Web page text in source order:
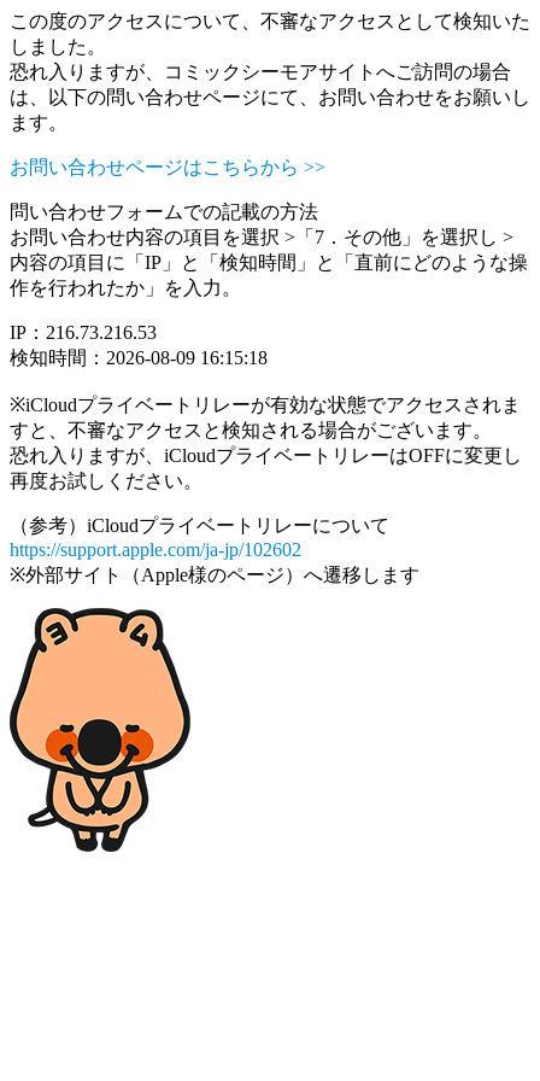
この度のアクセスについて、不審なアクセスとして検知いた
しました。
恐れ入りますが、コミックシーモアサイトへご訪問の場合
は、以下の問い合わせページにて、お問い合わせをお願いし
ます。
お問い合わせページはこちらから >>
問い合わせフォームでの記載の方法
お問い合わせ内容の項目を選択 >「7．その他」を選択し >
内容の項目に「IP」と「検知時間」と「直前にどのような操
作を行われたか」を入力。
IP：216.73.216.53
検知時間：2026-08-09 16:15:18
※iCloudプライベートリレーが有効な状態でアクセスされま
すと、不審なアクセスと検知される場合がございます。
恐れ入りますが、iCloudプライベートリレーはOFFに変更し
再度お試しください。
（参考）iCloudプライベートリレーについて
https://support.apple.com/ja-jp/102602
※外部サイト（Apple様のページ）へ遷移します